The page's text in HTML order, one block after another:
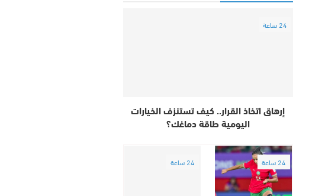
24 ساعة
إرهاق اتخاذ القرار.. كيف تستنزف الخيارات
اليومية طاقة دماغك؟
24 ساعة 24 ساعة